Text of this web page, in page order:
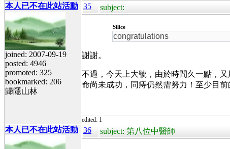
本人已不在此站活動
joined: 2007-09-19
posted: 4946
promoted: 325
bookmarked: 206
歸隱山林
35 subject:
Silice
congratulations
謝謝。
不過，今天上大號，由於時間久一點，
命尚未成功，同痔仍然需努力！至少目
edited: 1
本人已不在此站活動 36 subject: 第八位中醫師